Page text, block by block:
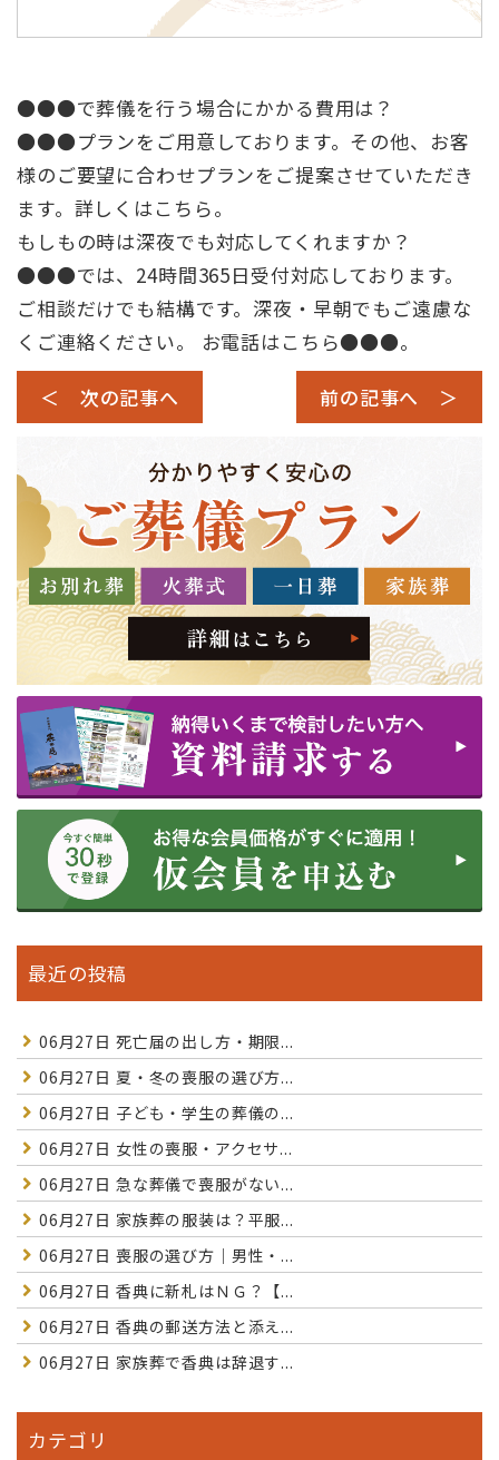
●●●で葬儀を行う場合にかかる費用は？
●●●プランをご用意しております。その他、お客
様のご要望に合わせプランをご提案させていただき
ます。詳しくはこちら。
もしもの時は深夜でも対応してくれますか？
●●●では、24時間365日受付対応しております。
ご相談だけでも結構です。深夜・早朝でもご遠慮な
くご連絡ください。 お電話はこちら●●●。
＜ 次の記事へ
前の記事へ ＞
最近の投稿
06月27日 死亡届の出し方・期限...
06月27日 夏・冬の喪服の選び方...
06月27日 子ども・学生の葬儀の...
06月27日 女性の喪服・アクセサ...
06月27日 急な葬儀で喪服がない...
06月27日 家族葬の服装は？平服...
06月27日 喪服の選び方｜男性・...
06月27日 香典に新札はＮＧ？【...
06月27日 香典の郵送方法と添え...
06月27日 家族葬で香典は辞退す...
カテゴリ